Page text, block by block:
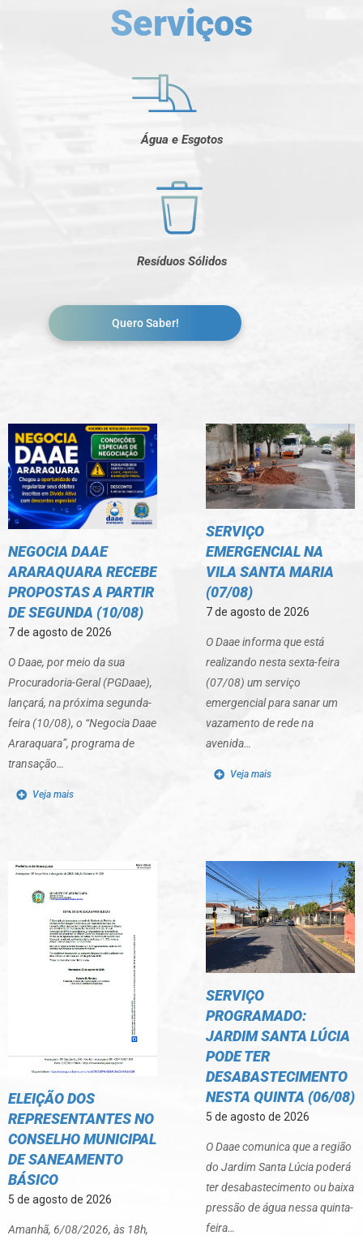
Serviços
Água e Esgotos
Resíduos Sólidos
Quero Saber!
NEGOCIA DAAE
ARARAQUARA RECEBE
PROPOSTAS A PARTIR
DE SEGUNDA (10/08)
7 de agosto de 2026
O Daae, por meio da sua
Procuradoria-Geral (PGDaae),
lançará, na próxima segunda-
feira (10/08), o “Negocia Daae
Araraquara”, programa de
transação…
Veja mais
SERVIÇO
EMERGENCIAL NA
VILA SANTA MARIA
(07/08)
7 de agosto de 2026
O Daae informa que está
realizando nesta sexta-feira
(07/08) um serviço
emergencial para sanar um
vazamento de rede na
avenida…
Veja mais
ELEIÇÃO DOS
REPRESENTANTES NO
CONSELHO MUNICIPAL
DE SANEAMENTO
BÁSICO
5 de agosto de 2026
Amanhã, 6/08/2026, às 18h,
SERVIÇO
PROGRAMADO:
JARDIM SANTA LÚCIA
PODE TER
DESABASTECIMENTO
NESTA QUINTA (06/08)
5 de agosto de 2026
O Daae comunica que a região
do Jardim Santa Lúcia poderá
ter desabastecimento ou baixa
pressão de água nessa quinta-
feira…